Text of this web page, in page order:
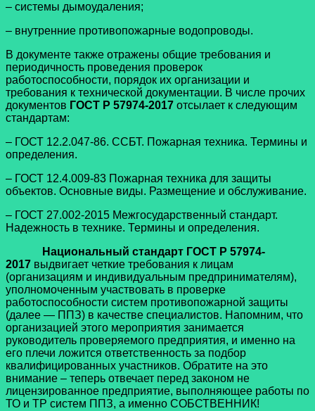
– системы дымоудаления;
– внутренние противопожарные водопроводы.
В документе также отражены общие требования и
периодичность проведения проверок
работоспособности, порядок их организации и
требования к технической документации. В числе прочих
документов ГОСТ Р 57974-2017 отсылает к следующим
стандартам:
– ГОСТ 12.2.047-86. ССБТ. Пожарная техника. Термины и
определения.
– ГОСТ 12.4.009-83 Пожарная техника для защиты
объектов. Основные виды. Размещение и обслуживание.
– ГОСТ 27.002-2015 Межгосударственный стандарт.
Надежность в технике. Термины и определения.
Национальный стандарт ГОСТ Р 57974-
2017 выдвигает четкие требования к лицам
(организациям и индивидуальным предпринимателям),
уполномоченным участвовать в проверке
работоспособности систем противопожарной защиты
(далее — ППЗ) в качестве специалистов. Напомним, что
организацией этого мероприятия занимается
руководитель проверяемого предприятия, и именно на
его плечи ложится ответственность за подбор
квалифицированных участников. Обратите на это
внимание – теперь отвечает перед законом не
лицензированное предприятие, выполняющее работы по
ТО и ТР систем ППЗ, а именно СОБСТВЕННИК!